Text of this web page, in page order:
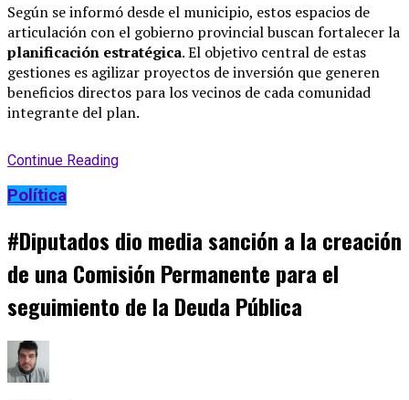
Según se informó desde el municipio, estos espacios de
articulación con el gobierno provincial buscan fortalecer la
planificación estratégica.El objetivo central de estas
gestiones es agilizar proyectos de inversión que generen
beneficios directos para los vecinos de cada comunidad
integrante del plan.
Continue Reading
Política
#Diputados dio media sanción a la creación
de una Comisión Permanente para el
seguimiento de la Deuda Pública